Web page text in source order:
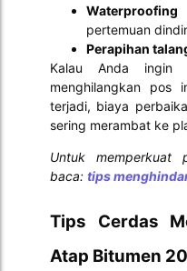
pertemuan
Perapihan
Kalau Anda ingin
menghilangkan pos
terjadi, biaya
sering merambat ke
Untuk memperkuat
baca: tips
Tips Cerdas
Atap Bitumen